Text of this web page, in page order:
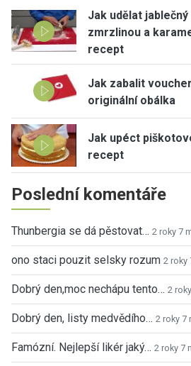
Jak udělat
zmrzlinou a
recept
Jak zabalit
originální obálka
Jak upéct
recept
Poslední komentáře
Thunbergia se dá pěstovat… 2 roky 7
ono staci pouzit selsky rozum 2 roky
Dobrý den,moc nechápu tento… 2
Dobrý den, listy medvědího… 2 roky 7
Famózní. Nejlepší likér jaký… 2 roky 7